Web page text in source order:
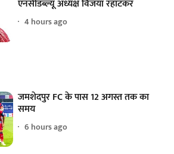
एनसीडब्ल्यू अध्यक्ष विजया रहाटकर
4 hours ago
जमशेदपुर FC के पास 12 अगस्त तक का
समय
6 hours ago